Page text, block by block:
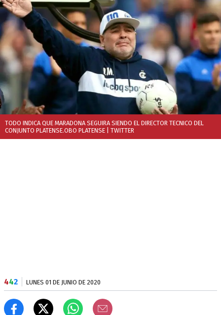
TODO INDICA QUE MARADONA SEGUIRA SIENDO EL DIRECTOR TECNICO DEL
CONJUNTO PLATENSE.OBO PLATENSE | TWITTER
442 LUNES 01 DE JUNIO DE 2020